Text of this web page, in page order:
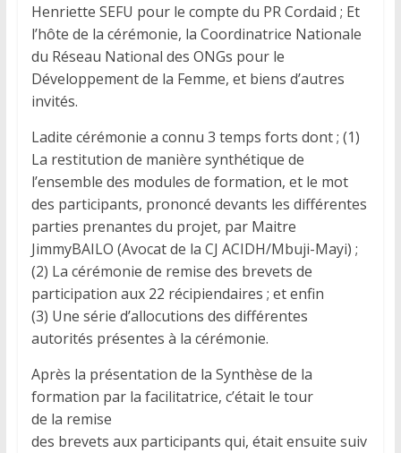
Henriette SEFU pour le compte du PR Cordaid ; Et
l’hôte de la cérémonie, la Coordinatrice Nationale
du Réseau National des ONGs pour le
Développement de la Femme, et biens d’autres
invités.
Ladite cérémonie a connu 3 temps forts dont ; (1)
La restitution de manière synthétique de
l’ensemble des modules de formation, et le mot
des participants, prononcé devants les différentes
parties prenantes du projet, par Maitre
JimmyBAILO (Avocat de la CJ ACIDH/Mbuji-Mayi) ;
(2) La cérémonie de remise des brevets de
participation aux 22 récipiendaires ; et enfin
(3) Une série d’allocutions des différentes
autorités présentes à la cérémonie.
Après la présentation de la Synthèse de la
formation par la facilitatrice, c’était le tour
de la remise
des brevets aux participants qui, était ensuite suiv